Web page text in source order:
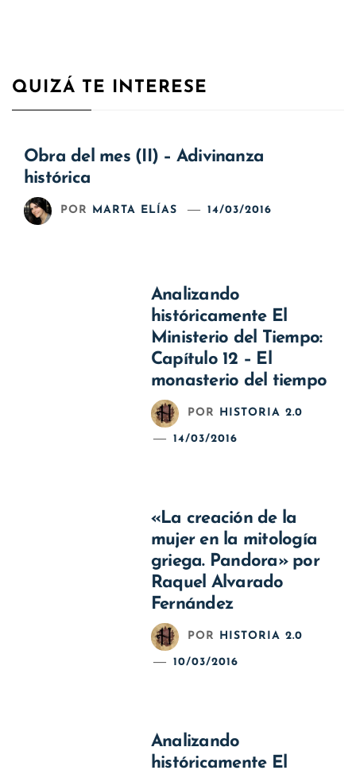
QUIZÁ TE INTERESE
Obra del mes (II) – Adivinanza
histórica
POR MARTA ELÍAS 14/03/2016
Analizando
históricamente El
Ministerio del Tiempo:
Capítulo 12 – El
monasterio del tiempo
POR HISTORIA 2.0
14/03/2016
«La creación de la
mujer en la mitología
griega. Pandora» por
Raquel Alvarado
Fernández
POR HISTORIA 2.0
10/03/2016
Analizando
históricamente El